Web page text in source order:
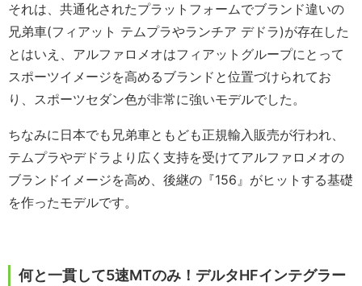
それは、共通化されたプラットフォームでブランド違いの
兄弟車(フィアット テムプラやランチア デドラ)が存在した
とはいえ、アルファロメオはフィアットグループにとって
スポーツイメージを高めるブランドと位置づけられてお
り、スポーツセダン色が非常に強いモデルでした。
ちなみに日本でも兄弟車ともども正規輸入販売が行われ、
テムプラやデドラより広く支持を受けてアルファロメオの
ブランドイメージを高め、後継の『156』がヒットする基礎
を作ったモデルです。
何と一貫して5速MTのみ！デルタHFインテグラー